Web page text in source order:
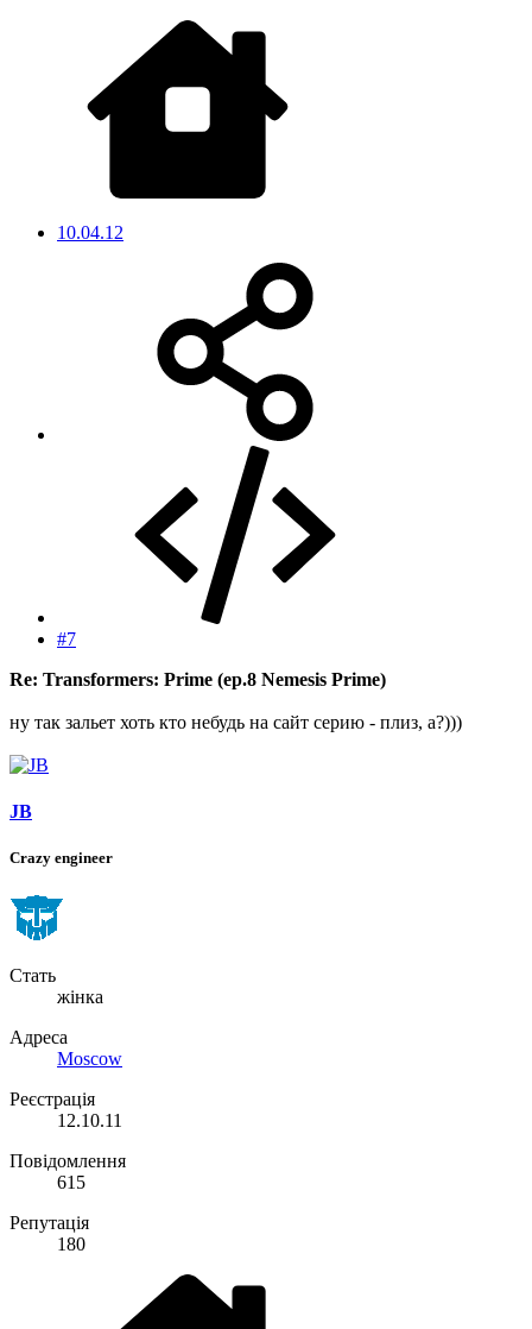
10.04.12
#7
Re: Transformers: Prime (ep.8 Nemesis Prime)
ну так зальет хоть кто небудь на сайт серию - плиз, а?)))
JB
Crazy engineer
Стать
жінка
Адреса
Moscow
Реєстрація
12.10.11
Повідомлення
615
Репутація
180